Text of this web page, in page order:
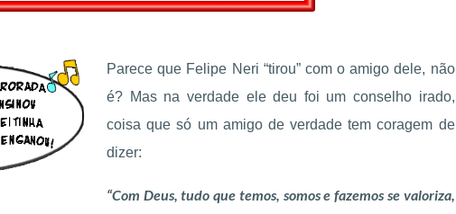
Parece que Felipe Neri “tirou” com o amigo dele, não
é? Mas na verdade ele deu foi um conselho irado,
coisa que só um amigo de verdade tem coragem de
dizer:
“Com Deus, tudo que temos, somos e fazemos se valoriza,